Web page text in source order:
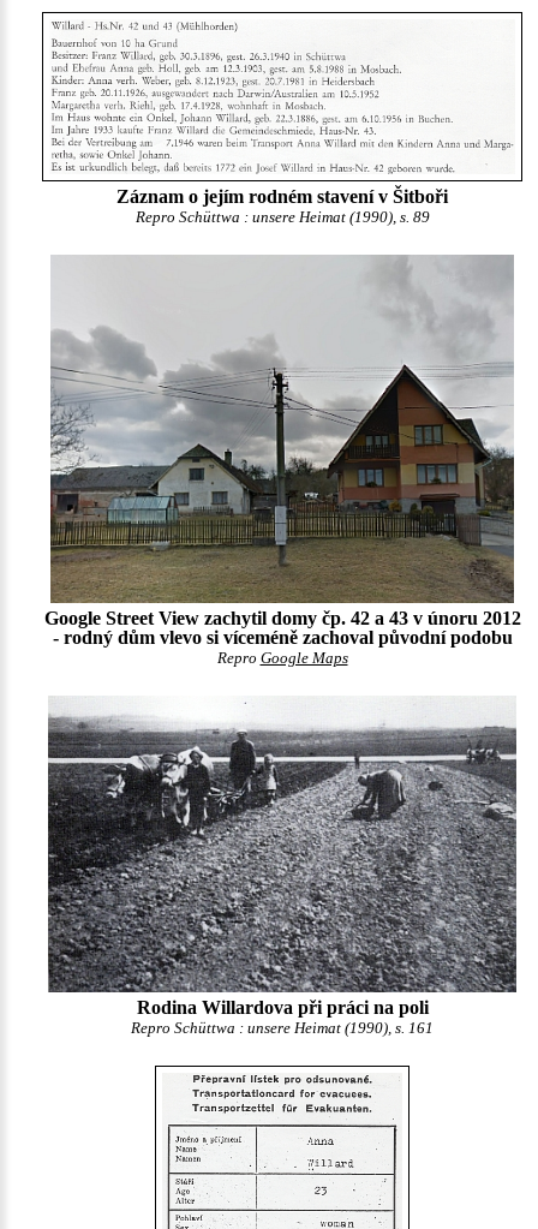
Záznam o jejím rodném stavení v Šitboři
Repro Schüttwa : unsere Heimat (1990), s. 89
Google Street View zachytil domy čp. 42 a 43 v únoru 2012
- rodný dům vlevo si víceméně zachoval původní podobu
Repro Google Maps
Rodina Willardova při práci na poli
Repro Schüttwa : unsere Heimat (1990), s. 161